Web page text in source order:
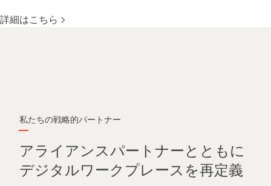
詳細はこちら
私たちの戦略的パートナー
アライアンスパートナーとともに
デジタルワークプレースを再定義